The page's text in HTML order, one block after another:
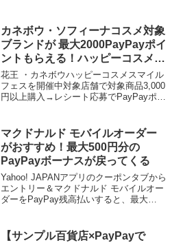
月16日～3月16日
カネボウ・ソフィーナコスメ対象
ブランドが 最大2000PayPayポイ
ントもらえる！ハッピーコスメス
マイルフェス
花王 ・カネボウハッピーコスメスマイル
フェスを開催中対象店舗で対象商品3,000
円以上購入→レシート応募でPayPayポイ
なりますよ～【コース】1.合計3,000...
マクドナルド モバイルオーダー
がおすすめ！最大500円分の
PayPayボーナスが戻ってくる
Yahoo! JAPANアプリのクーポンタブから
エントリー＆マクドナルド モバイルオー
ダーをPayPay残高払いすると、最大
ンペーン期間 2021年7月30...
【サンプル百貨店×PayPayで